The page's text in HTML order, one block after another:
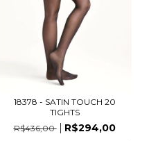
18378 - SATIN TOUCH 20
TIGHTS
R$436,00
R$294,00